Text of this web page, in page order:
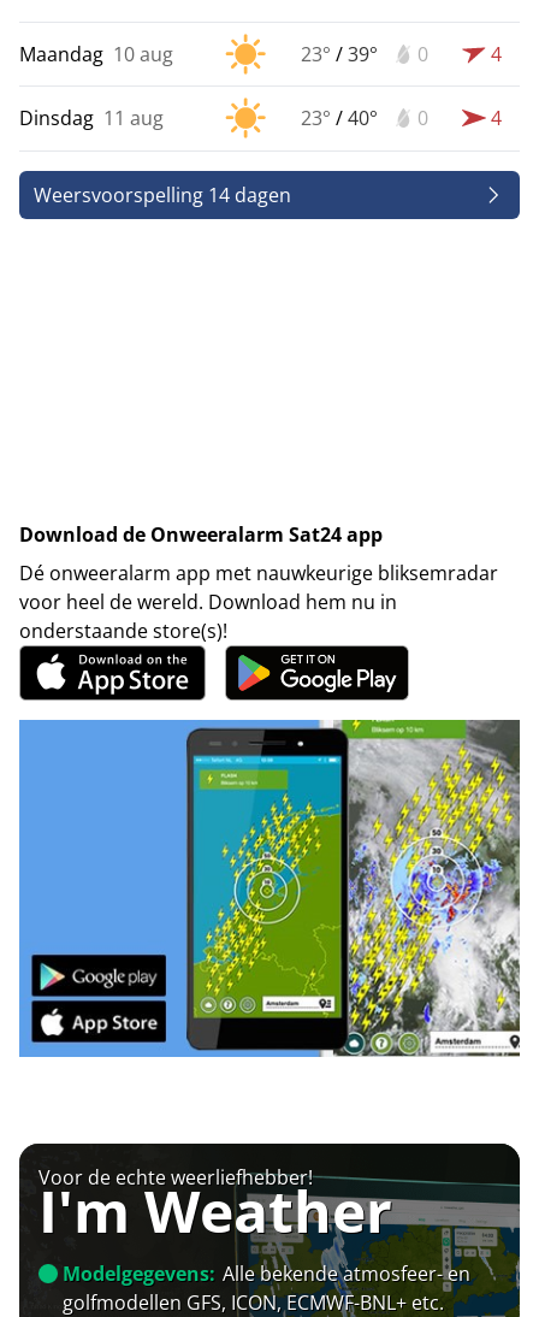
Maandag 10 aug 23° /39° 0 4
Dinsdag 11 aug 23° /40° 0 4
Weersvoorspelling 14 dagen
Download de Onweeralarm Sat24 app
Dé onweeralarm app met nauwkeurige bliksemradar
voor heel de wereld. Download hem nu in
onderstaande store(s)!
Voor de echte weerliefhebber!
I'm Weather
Modelgegevens: Alle bekende atmosfeer- en
golfmodellen GFS, ICON, ECMWF-BNL+ etc.